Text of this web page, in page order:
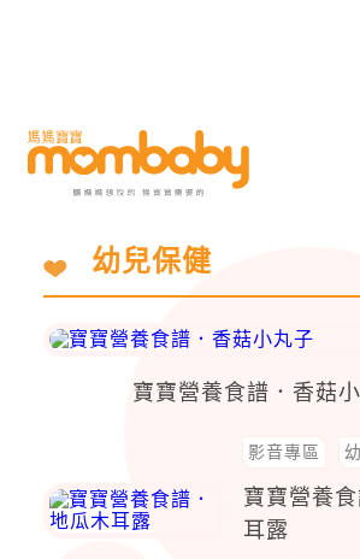
幼兒保健
寶寶營養食譜．香菇
影音專區
寶寶營養
耳露